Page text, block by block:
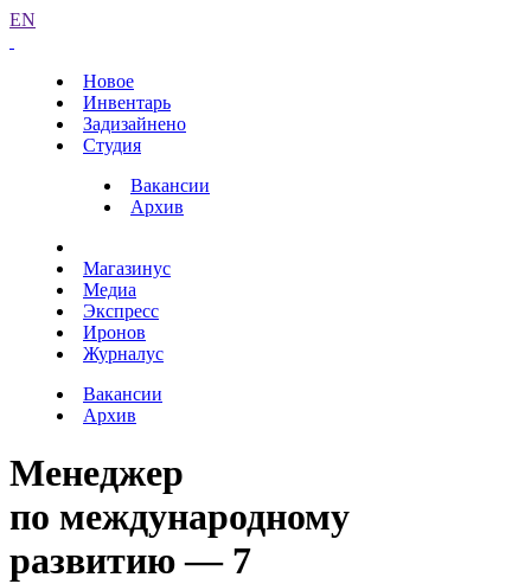
EN
Новое
Инвентарь
Задизайнено
Студия
Вакансии
Архив
Магазинус
Медиа
Экспресс
Иронов
Журналус
Вакансии
Архив
Менеджер
по международному
развитию — 7